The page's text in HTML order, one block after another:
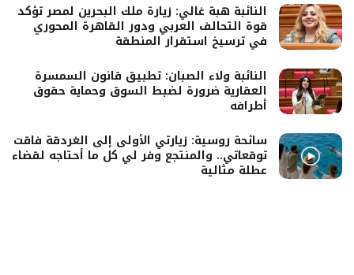
النائبة هبة غالي: زيارة ملك البحرين لمصر تؤكد
قوة التحالف العربي ودور القاهرة المحوري
في ترسيخ استقرار المنطقة
النائبة ولاء الصبان: تطبيق قانون السمسرة
العقارية ضرورة لضبط السوق وحماية حقوق
أطرافه
سائحة روسية: زيارتي الأولى إلى الغردقة فاقت
توقعاتي.. والمنتجع وفر لي كل ما أحتاجه لقضاء
عطلة مثالية